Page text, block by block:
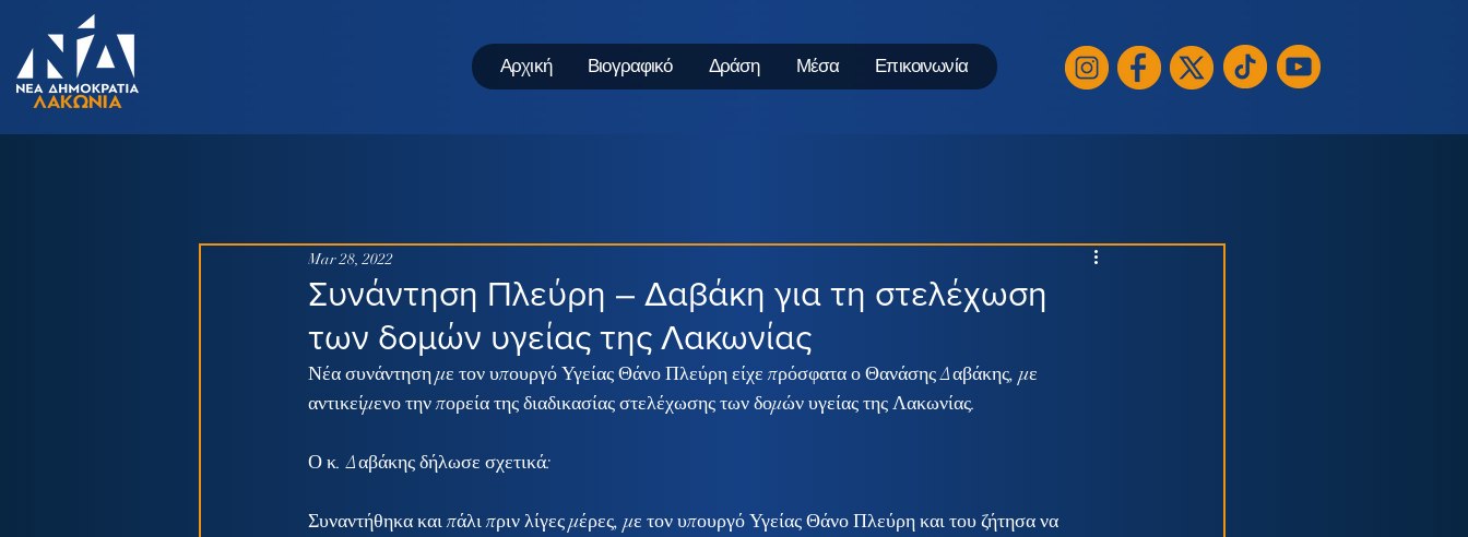
Αρχική Βιογραφικό Δράση Μέσα Επικοινωνία
Συνάντηση Πλεύρη – Δαβάκη για τη στελέχωση
των δομών υγείας της Λακωνίας
Mar 28, 2022
Νέα συνάντηση με τον υπουργό Υγείας Θάνο Πλεύρη είχε πρόσφατα ο Θανάσης Δαβάκης, με
αντικείμενο την πορεία της διαδικασίας στελέχωσης των δομών υγείας της Λακωνίας.
Ο κ. Δαβάκης δήλωσε σχετικά:
Συναντήθηκα και πάλι πριν λίγες μέρες, με τον υπουργό Υγείας Θάνο Πλεύρη και του ζήτησα να